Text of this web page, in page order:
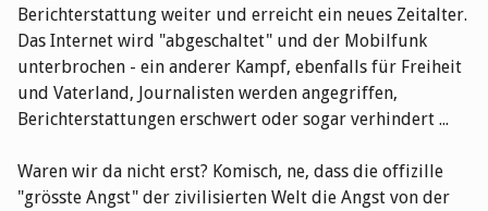
Berichterstattung weiter und erreicht ein neues Zeitalter.
Das Internet wird "abgeschaltet" und der Mobilfunk
unterbrochen - ein anderer Kampf, ebenfalls für Freiheit
und Vaterland, Journalisten werden angegriffen,
Berichterstattungen erschwert oder sogar verhindert ...
Waren wir da nicht erst? Komisch, ne, dass die offizille
"grösste Angst" der zivilisierten Welt die Angst von der